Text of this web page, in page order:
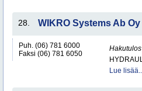
28. WIKRO Systems Ab Oy
Puh. (06) 781 6000
Faksi (06) 781 6050
Lue lisää..